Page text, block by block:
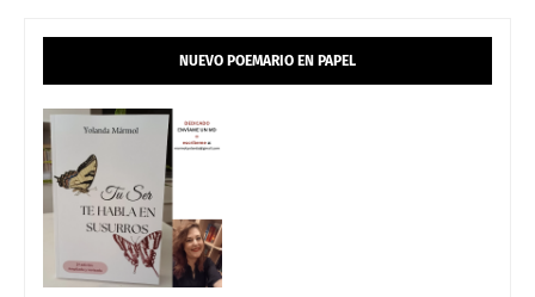
NUEVO POEMARIO EN PAPEL